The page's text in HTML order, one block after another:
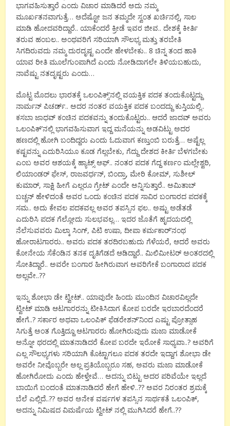
ಭಾಗವಹಿಸುತ್ತಾರೆ ಎಂದು ವಿಚಾರ ಮಾಡಿದರೆ ಅದು ನಮ್ಮ
ಮೂರ್ಖತನವಾಗುತ್ತೆ… ಅದೆಷ್ಟೋ ಜನ ತಮ್ಮದೇ ಸ್ವಂತ ಖರ್ಚಿನಲ್ಲಿ, ಸಾಲ
ಮಾಡಿ ಹೋದವರಿದ್ದಾರೆ.. ಯಾಕೆಂದರೆ ಕ್ರೀಡೆ ಇವರ ಜೀವ.. ದೇಶಕ್ಕೆ ಕೀರ್ತಿ
ತರುವ ಹಂಬಲ.. ಅಂಥವರಿಗೆ ಸರಿಯಾಗಿ ಸೌಲಭ್ಯ ಮತ್ತು ತರಬೇತಿ
ಸಿಗದಿರುವದು ನಮ್ಮ ದುರದೃಷ್ಟ ಎಂದೇ ಹೇಳಬೇಕು.. 8 ಚಿನ್ನ ತಂದ ಹಾಕಿ
ಯಾವ ರೀತಿ ಮೂಲೆಗುಂಪಾಗಿದೆ ಎಂದು ನೋಡಿದಾಗಲೇ ತಿಳಿಯಬಹುದು,
ನಾವೆಷ್ಟು ನತದೃಷ್ಟರು ಎಂದು…
ಮೊಟ್ಟ ಮೊದಲು ಭಾರತಕ್ಕೆ ಒಲಂಪಿಕ್ಸ್’ನಲ್ಲಿ ವಯಕ್ತಿಕ ಪದಕ ತಂದುಕೊಟ್ಟದ್ದು
ನಾರ್ಮನ್ ಪಿಚರ್ಡ್.. ಅದರ ನಂತರ ವಯಕ್ತಿಕ ಪದಕ ಬಂದದ್ದು ಕುಸ್ತಿಯಲ್ಲಿ..
ಕಸಬಾ ಜಾಧವ್ ಕಂಚಿನ ಪದಕವನ್ನು ತಂದುಕೊಟ್ಟರು.. ಆದರೆ ಜಾದವ್ ಅವರು
ಒಲಂಪಿಕ್’ನಲ್ಲಿ ಭಾಗವಹಿಸುವಾಗ ಇದ್ದ ಮನೆಯನ್ನು ಅಡವಿಟ್ಟು ಅದರ
ಹಣದಲ್ಲಿ ಹೋಗಿ ಬಂದಿದ್ದರು ಎಂದು ಓದುವಾಗ ಕಣ್ತುಂಬಿ ಬರುತ್ತೆ… ಅಷ್ಟೆಲ್ಲ
ಕಷ್ಟವನ್ನು ಎದುರಿಸಿಯೂ ಕೂಡ ಗೆಲ್ಲಬೇಕು, ಗೆದ್ದು ದೇಶದ ಕೀರ್ತಿ ಬೆಳಗಬೇಕು
ಎಂಬ ಅವರ ಆಶಯಕ್ಕೆ ಹ್ಯಾಟ್ಸ್ ಆಫ್.. ನಂತರ ಪದಕ ಗೆದ್ದ ಕರ್ಣಂ ಮಲ್ಲೇಶ್ವರಿ,
ಲಿಯಾಂಡರ್ ಫೇಸ್, ರಾಜವರ್ಧನ್, ಬಿಂದ್ರಾ, ಮೇರಿ ಕೋಮ್, ಸುಶೀಲ್
ಕುಮಾರ್, ಸಾಕ್ಷಿ ಹೀಗೆ ಎಲ್ಲರೂ ಗ್ರೇಟ್ ಎಂದೇ ಅನ್ನಿಸುತ್ತಾರೆ.. ಅಮಿತಾಬ್
ಬಚ್ಚನ್ ಹೇಳಿದಂತೆ ಅವರ ಒಂದು ಕಂಚಿನ ಪದಕ ಸಾವಿರ ಬಂಗಾರದ ಪದಕಕ್ಕೆ
ಸಮ.. ಅದು ಕೇವಲ ಪದಕವಲ್ಲ ಅವರ ತಪಸ್ಸಿನ ಫಲ.. ಅಷ್ಟು ಅಡೆತಡೆ
ಎದುರಿಸಿ ಪದಕ ಗೆಲ್ಲೋದು ಸುಲಭವಲ್ಲ… ಇದರ ಜೊತೆಗೆ ಹೃದಯದಲ್ಲಿ
ನೆಲೆಸುವವರು ಮಿಲ್ಕಾ ಸಿಂಗ್, ಪಿಟಿ ಉಷಾ, ದೀಪಾ ಕರ್ಮಕಾರ್’ನಂಥ
ಹೋರಾಟಗಾರರು.. ಅವರು ಪದಕ ತರದಿರಬಹುದು ಗೆಳೆಯರೆ, ಆದರೆ ಅವರು
ಕೋನೇಯ ಸೆಕೆಂಡಿನ ತನಕ ದೃತಿಗೆಡದೆ ಆಡಿದ್ದಾರೆ.. ಮಿಲಿಮೀಟರ್ ಅಂತರದಲ್ಲಿ
ಸೋತಿದ್ದಾರೆ.. ಅವರೇ ಬಂಗಾರ ಹೀಗಿರುವಾಗ ಅವರಿಗೇಕೆ ಬಂಗಾರಾದ ಪದಕ
ಅಲ್ಲವೇ..??
ಇನ್ನು ಶೋಭಾ ಡೇ ಟ್ವೀಟ್.. ಯಾವುದೇ ಹಿಂದು ಮುಂದಿನ ವಿಚಾರವಿಲ್ಲದೇ
ಟ್ವೀಟ್ ಮಾಡಿ ಆಟಗಾರರನ್ನು ಟೀಕಿಸಿದಾಗ ಕೋಪ ಬರದೇ ಇರಬಾರದೆಂದರೆ
ಹೇಗೆ..? ಸರ್ಕಾರ ಅಥವಾ ಒಲಂಪಿಕ್ ಫೆಡರೇಶನ್’ನಿಂದ ಎಷ್ಟು ಪ್ರೋತ್ಸಾಹ
ಸಿಗುತ್ತೆ ಅಂತ ಗೊತ್ತಿದ್ದೂ ಆಟಗಾರರು ಹೋಗಿರುವುದು ಮಜಾ ಮಾಡೋಕೆ
ಅನ್ನೋ ಥರದಲ್ಲಿ ಮಾತನಾಡಿದರೆ ಕೋಪ ಬರದೇ ಇರೋಕೆ ಸಾಧ್ಯವಾ..? ಅವರಿಗೆ
ಎಲ್ಲ ಸೌಲಭ್ಯಗಳು ಸರಿಯಾಗಿ ಕೊಟ್ಟಾಗಲೂ ಪದಕ ತರದೇ ಇದ್ದಾಗ ಶೋಭಾ ಡೇ
ಅವರೇ ನೀವೊಬ್ಬರೇ ಅಲ್ಲ ಪ್ರತಿಯೊಬ್ಬರೂ ಸಹ, ಅವರು ಮಜಾ ಮಾಡೋಕೆ
ಹೋಗಿರೋದು ಎಂದು ಹೇಳ್ತೇವೆ… ಅದನ್ನು ಬಿಟ್ಟು ಅದರ ಪರಿವೆಯೇ ಇಲ್ಲದೆ
ಬಾಯಿಗೆ ಬಂದಂತೆ ಮಾತನಾಡಿದರೆ ಹೇಗೆ ಹೇಳಿ..?? ಅವರ ನಿರಂತರ ಶ್ರಮಕ್ಕೆ
ಬೆಲೆ ಎಲ್ಲಿದೆ..?? ಅವರ ಅನೇಕ ವರ್ಷಗಳ ತಪಸ್ಸಿನ ಸಾರ್ಥಕತೆ ಒಲಂಪಿಕ್,
ಅದನ್ನು ನಿಮಿಷದ ವಿಮರ್ಷೆಯ ಟ್ವೀಟ್ ನಲ್ಲಿ ಮುಗಿಸಿದರೆ ಹೇಗೆ..??